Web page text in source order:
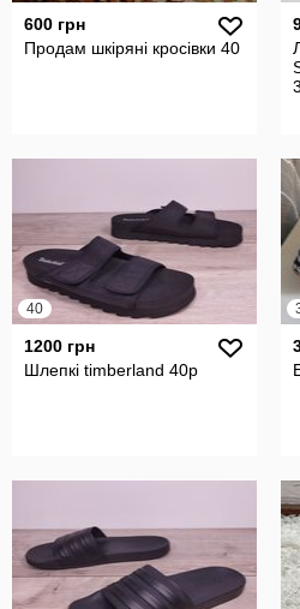
600 грн
Продам шкіряні кросівки 40
40
1200 грн
Шлепкі timberland 40р